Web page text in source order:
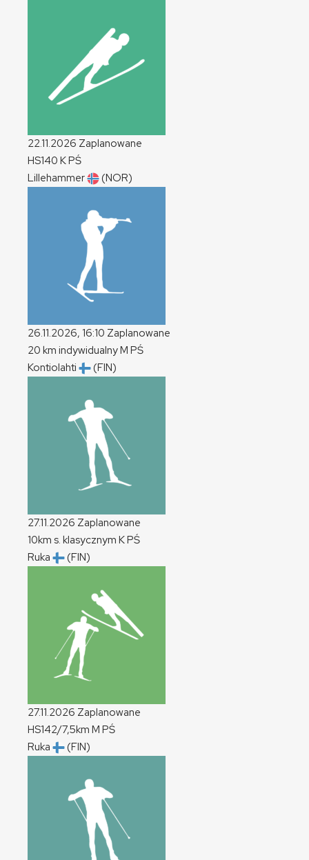
22.11.2026 Zaplanowane
HS140 KPŚ
Lillehammer
(NOR)
26.11.2026, 16:10 Zaplanowane
20 km indywidualnyM PŚ
Kontiolahti
(FIN)
27.11.2026 Zaplanowane
10km s. klasycznym KPŚ
Ruka
(FIN)
27.11.2026 Zaplanowane
HS142/7,5km M PŚ
Ruka
(FIN)